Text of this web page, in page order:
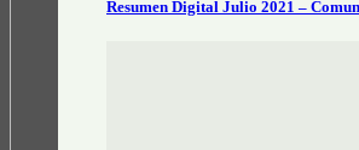
Resumen Digital Julio 2021 –